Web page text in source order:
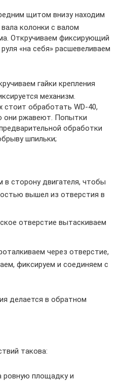
щитом внизу находим
колонки с валом
Откручиваем фиксирующий
«на себя» расшевеливаем
гайки крепления
механизм.
стоит обработать WD-40,
они ржавеют. Попытки
обработки
шпильки;
сторону двигателя, чтобы
вышел из отверстия в
отверстие вытаскиваем
через отверстие,
фиксируем и соединяем с
делается в обратном
такова:
ровную площадку и